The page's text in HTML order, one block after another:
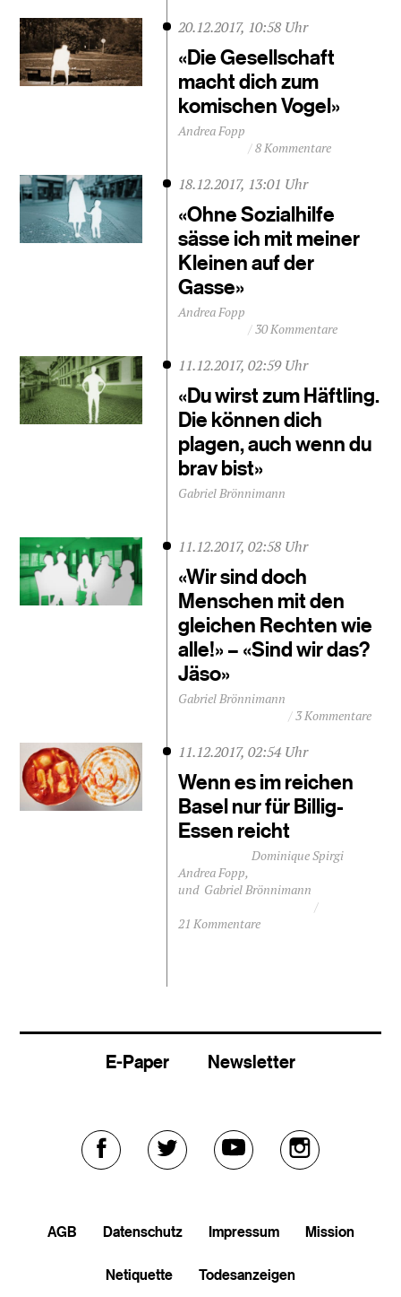
20.12.2017, 10:58 Uhr
«Die Gesellschaft
macht dich zum
komischen Vogel»
Andrea Fopp
8 Kommentare
18.12.2017, 13:01 Uhr
«Ohne Sozialhilfe
sässe ich mit meiner
Kleinen auf der
Gasse»
Andrea Fopp
30 Kommentare
11.12.2017, 02:59 Uhr
«Du wirst zum Häftling.
Die können dich
plagen, auch wenn du
brav bist»
Gabriel Brönnimann
11.12.2017, 02:58 Uhr
«Wir sind doch
Menschen mit den
gleichen Rechten wie
alle!» – «Sind wir das?
Jäso»
Gabriel Brönnimann
3 Kommentare
11.12.2017, 02:54 Uhr
Wenn es im reichen
Basel nur für Billig-
Essen reicht
Andrea Fopp
Dominique Spirgi
Gabriel Brönnimann
21 Kommentare
E-Paper Newsletter
Externer Externer Externer Externer
AGB Datenschutz Impressum Mission
Netiquette Todesanzeigen